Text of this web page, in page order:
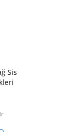
Sis